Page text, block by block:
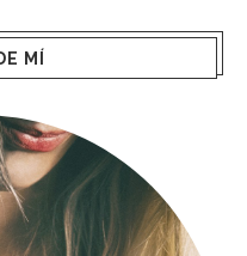
MÍ